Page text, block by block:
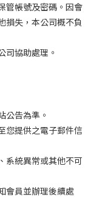
管帳號及密碼。因會
損失，本公司概不負
司協助處理。
公告為準。
您提供之電子郵件信
系統異常或其他不可
會員並辦理後續處